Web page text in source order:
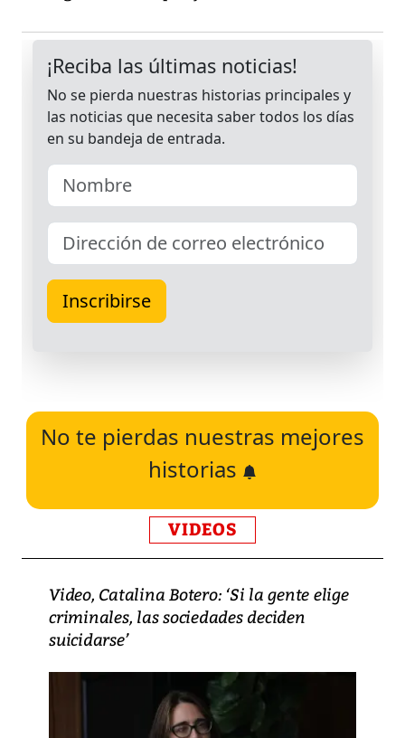
No te pierdas nuestras mejores
historias
VIDEOS
Video, Catalina Botero: ‘Si la gente elige
criminales, las sociedades deciden
suicidarse’